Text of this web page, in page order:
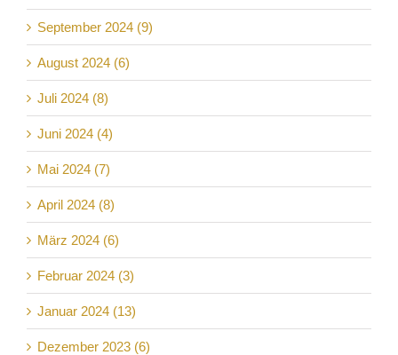
September 2024 (9)
August 2024 (6)
Juli 2024 (8)
Juni 2024 (4)
Mai 2024 (7)
April 2024 (8)
März 2024 (6)
Februar 2024 (3)
Januar 2024 (13)
Dezember 2023 (6)